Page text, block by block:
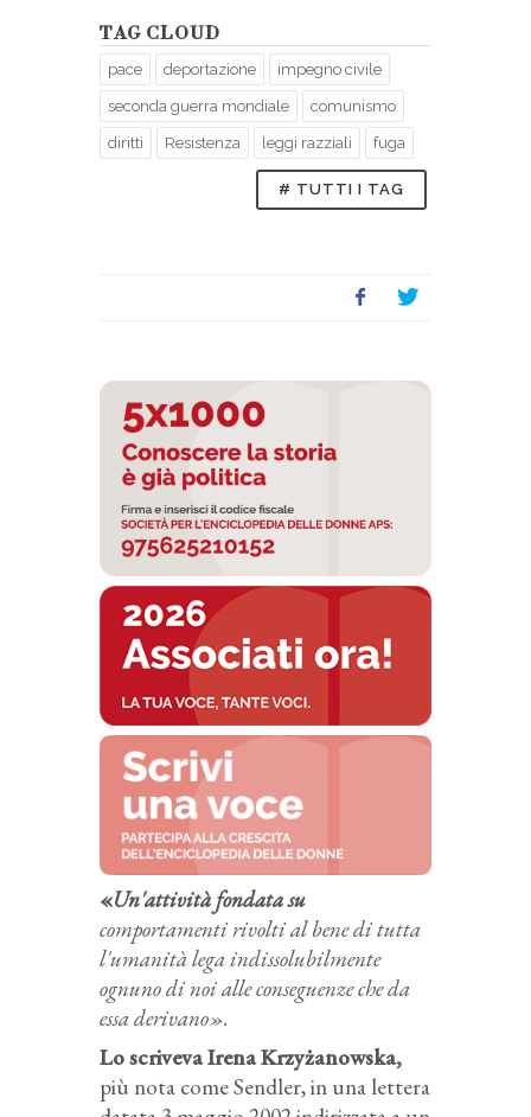
TAG CLOUD
pace deportazione impegno civile
seconda guerra mondiale comunismo
diritti Resistenza leggi razziali fuga
# TUTTI I TAG
«Un'attività fondata su
comportamenti rivolti al bene di tutta
l'umanità lega indissolubilmente
ognuno di noi alle conseguenze che da
essa derivano».
Lo scriveva Irena Krzyżanowska,
più nota come Sendler, in una lettera